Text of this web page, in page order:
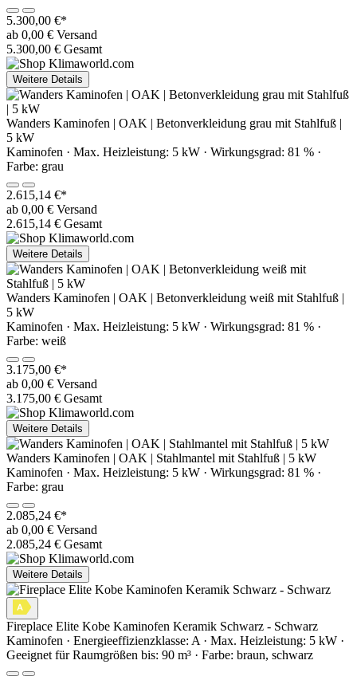
5.300,00 €*
ab 0,00 € Versand
5.300,00 € Gesamt
Weitere Details
Wanders Kaminofen | OAK | Betonverkleidung grau mit Stahlfuß |
5 kW
Kaminofen · Max. Heizleistung: 5 kW · Wirkungsgrad: 81 % ·
Farbe: grau
2.615,14 €*
ab 0,00 € Versand
2.615,14 € Gesamt
Weitere Details
Wanders Kaminofen | OAK | Betonverkleidung weiß mit Stahlfuß |
5 kW
Kaminofen · Max. Heizleistung: 5 kW · Wirkungsgrad: 81 % ·
Farbe: weiß
3.175,00 €*
ab 0,00 € Versand
3.175,00 € Gesamt
Weitere Details
Wanders Kaminofen | OAK | Stahlmantel mit Stahlfuß | 5 kW
Kaminofen · Max. Heizleistung: 5 kW · Wirkungsgrad: 81 % ·
Farbe: grau
2.085,24 €*
ab 0,00 € Versand
2.085,24 € Gesamt
Weitere Details
Fireplace Elite Kobe Kaminofen Keramik Schwarz - Schwarz
Kaminofen · Energieeffizienzklasse: A · Max. Heizleistung: 5 kW ·
Geeignet für Raumgrößen bis: 90 m³ · Farbe: braun, schwarz